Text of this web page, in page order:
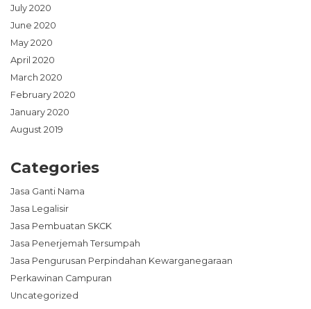
July 2020
June 2020
May 2020
April 2020
March 2020
February 2020
January 2020
August 2019
Categories
Jasa Ganti Nama
Jasa Legalisir
Jasa Pembuatan SKCK
Jasa Penerjemah Tersumpah
Jasa Pengurusan Perpindahan Kewarganegaraan
Perkawinan Campuran
Uncategorized